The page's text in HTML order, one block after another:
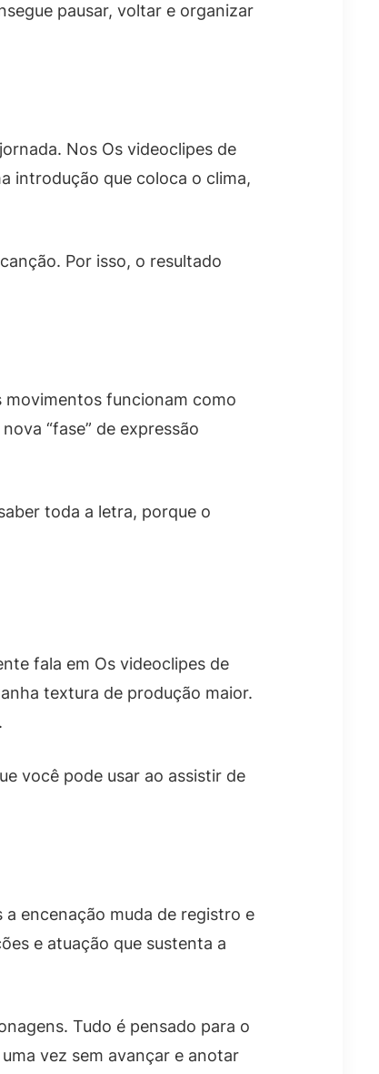
pausar, voltar e organizar
Nos Os videoclipes de
introdução que coloca o clima,
Por isso, o resultado
movimentos funcionam como
“fase” de expressão
toda a letra, porque o
fala em Os videoclipes de
textura de produção maior.
você pode usar ao assistir de
encenação muda de registro e
e atuação que sustenta a
Tudo é pensado para o
vez sem avançar e anotar